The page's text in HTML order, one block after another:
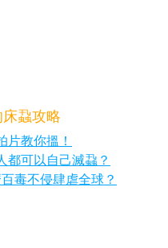
蝨攻略
片教你搵！
都可以自己滅蝨？
毒不侵肆虐全球？